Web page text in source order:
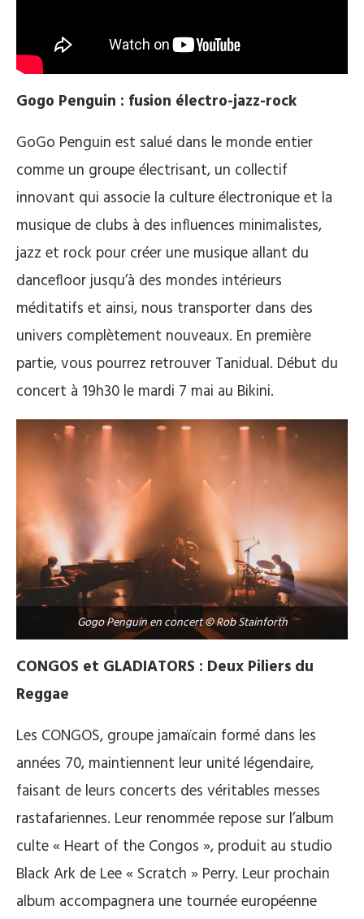
Gogo Penguin : fusion électro-jazz-rock
GoGo Penguin est salué dans le monde entier
comme un groupe électrisant, un collectif
innovant qui associe la culture électronique et la
musique de clubs à des influences minimalistes,
jazz et rock pour créer une musique allant du
dancefloor jusqu’à des mondes intérieurs
méditatifs et ainsi, nous transporter dans des
univers complètement nouveaux. En première
partie, vous pourrez retrouver Tanidual. Début du
concert à 19h30 le mardi 7 mai au Bikini.
Gogo Penguin en concert © Rob Stainforth
CONGOS et GLADIATORS : Deux Piliers du
Reggae
Les CONGOS, groupe jamaïcain formé dans les
années 70, maintiennent leur unité légendaire,
faisant de leurs concerts des véritables messes
rastafariennes. Leur renommée repose sur l’album
culte « Heart of the Congos », produit au studio
Black Ark de Lee « Scratch » Perry. Leur prochain
album accompagnera une tournée européenne